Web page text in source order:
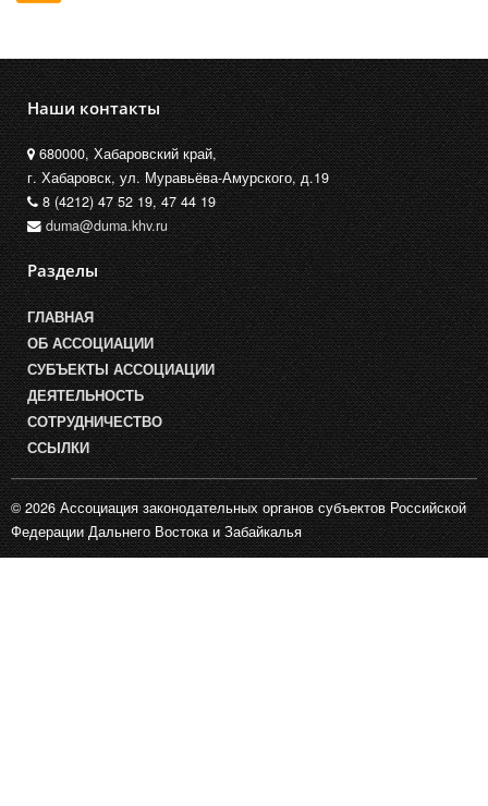
Наши контакты
680000, Хабаровский край,
г. Хабаровск, ул. Муравьёва-Амурского, д.19
8 (4212) 47 52 19, 47 44 19
duma@duma.khv.ru
Разделы
ГЛАВНАЯ
ОБ АССОЦИАЦИИ
СУБЪЕКТЫ АССОЦИАЦИИ
ДЕЯТЕЛЬНОСТЬ
СОТРУДНИЧЕСТВО
ССЫЛКИ
© 2026 Ассоциация законодательных органов субъектов Российской
Федерации Дальнего Востока и Забайкалья